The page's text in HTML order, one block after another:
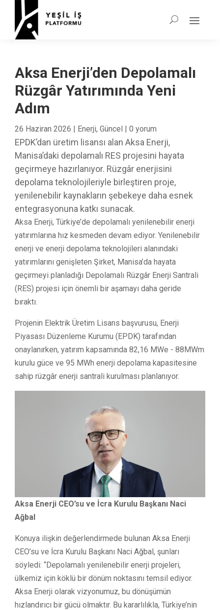
Aksa Enerji’den Depolamalı
Rüzgâr Yatırımında Yeni
Adım
26 Haziran 2026 | Enerji, Güncel | 0 yorum
EPDK’dan üretim lisansı alan Aksa Enerji,
Manisa’daki depolamalı RES projesini hayata
geçirmeye hazırlanıyor. Rüzgâr enerjisini
depolama teknolojileriyle birleştiren proje,
yenilenebilir kaynakların şebekeye daha esnek
entegrasyonuna katkı sunacak.
Aksa Enerji, Türkiye’de depolamalı yenilenebilir enerji
yatırımlarına hız kesmeden devam ediyor. Yenilenebilir
enerji ve enerji depolama teknolojileri alanındaki
yatırımlarını genişleten Şirket, Manisa’da hayata
geçirmeyi planladığı Depolamalı Rüzgâr Enerji Santrali
(RES) projesi için önemli bir aşamayı daha geride
bıraktı.
Projenin Elektrik Üretim Lisans başvurusu, Enerji
Piyasası Düzenleme Kurumu (EPDK) tarafından
onaylanırken, yatırım kapsamında 82,16 MWe - 88MWm
kurulu güce ve 95 MWh enerji depolama kapasitesine
sahip rüzgâr enerji santrali kurulması planlanıyor.
Aksa Enerji CEO’su ve İcra Kurulu Başkanı Naci
Ağbal
Konuya ilişkin değerlendirmede bulunan Aksa Enerji
CEO’su ve İcra Kurulu Başkanı Naci Ağbal, şunları
söyledi: “Depolamalı yenilenebilir enerji projeleri,
ülkemiz için köklü bir dönüm noktasını temsil ediyor.
Aksa Enerji olarak vizyonumuz, bu dönüşümün
hızlandırıcı bir gücü olmaktır. Bu kararlılıkla, Türkiye’nin